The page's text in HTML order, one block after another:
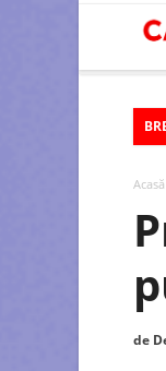
Acasă
de